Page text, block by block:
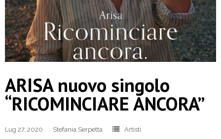
ARISA nuovo singolo
“RICOMINCIARE ANCORA”
Lug 27, 2020 Stefania Serpetta
Artisti